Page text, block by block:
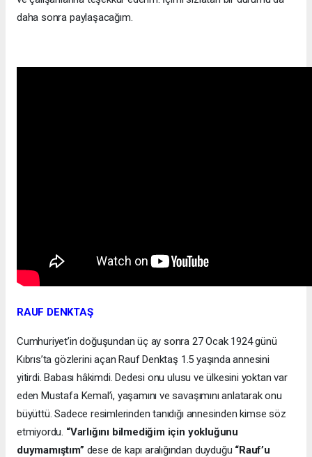
daha sonra paylaşacağım.
RAUF DENKTAŞ
Cumhuriyet’in doğuşundan üç ay sonra 27 Ocak 1924 günü
Kıbrıs’ta gözlerini açan Rauf Denktaş 1.5 yaşında annesini
yitirdi. Babası hâkimdi. Dedesi onu ulusu ve ülkesini yoktan var
eden Mustafa Kemal’i, yaşamını ve savaşımını anlatarak onu
büyüttü. Sadece resimlerinden tanıdığı annesinden kimse söz
etmiyordu. “Varlığını bilmediğim için yokluğunu
duymamıştım” dese de kapı aralığından duyduğu “Rauf’u